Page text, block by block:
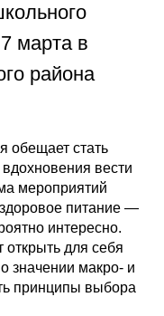
марта в
района
обещает стать
вести
мероприятий
здоровое питание —
интересно.
открыть для себя
значении макро- и
принципы выбора